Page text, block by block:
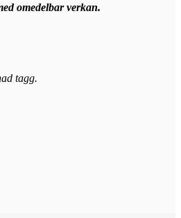
omedelbar verkan.
tagg.